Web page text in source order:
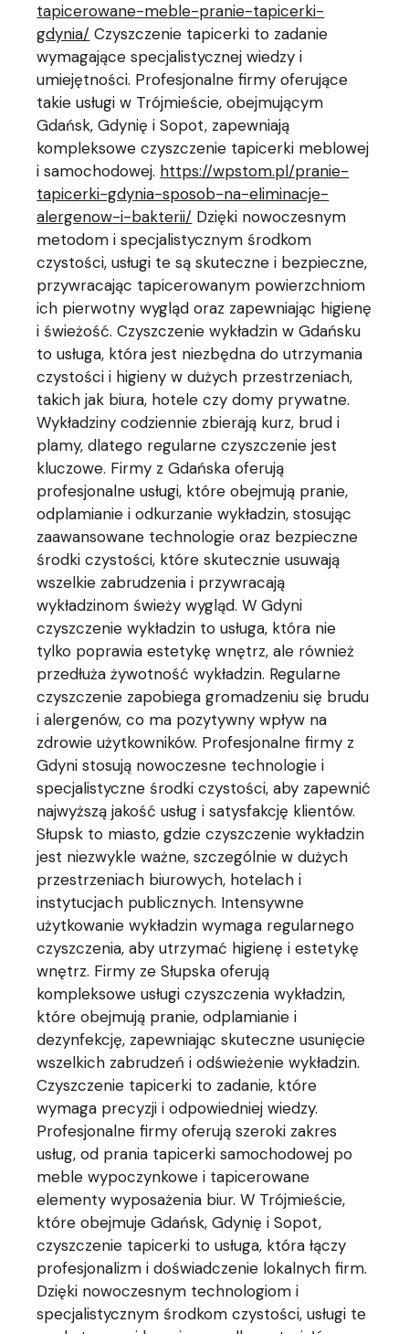
tapicerowane-meble-pranie-tapicerki-
gdynia/ Czyszczenie tapicerki to zadanie
wymagające specjalistycznej wiedzy i
umiejętności. Profesjonalne firmy oferujące
takie usługi w Trójmieście, obejmującym
Gdańsk, Gdynię i Sopot, zapewniają
kompleksowe czyszczenie tapicerki meblowej
i samochodowej. https://wpstom.pl/pranie-
tapicerki-gdynia-sposob-na-eliminacje-
alergenow-i-bakterii/ Dzięki nowoczesnym
metodom i specjalistycznym środkom
czystości, usługi te są skuteczne i bezpieczne,
przywracając tapicerowanym powierzchniom
ich pierwotny wygląd oraz zapewniając higienę
i świeżość. Czyszczenie wykładzin w Gdańsku
to usługa, która jest niezbędna do utrzymania
czystości i higieny w dużych przestrzeniach,
takich jak biura, hotele czy domy prywatne.
Wykładziny codziennie zbierają kurz, brud i
plamy, dlatego regularne czyszczenie jest
kluczowe. Firmy z Gdańska oferują
profesjonalne usługi, które obejmują pranie,
odplamianie i odkurzanie wykładzin, stosując
zaawansowane technologie oraz bezpieczne
środki czystości, które skutecznie usuwają
wszelkie zabrudzenia i przywracają
wykładzinom świeży wygląd. W Gdyni
czyszczenie wykładzin to usługa, która nie
tylko poprawia estetykę wnętrz, ale również
przedłuża żywotność wykładzin. Regularne
czyszczenie zapobiega gromadzeniu się brudu
i alergenów, co ma pozytywny wpływ na
zdrowie użytkowników. Profesjonalne firmy z
Gdyni stosują nowoczesne technologie i
specjalistyczne środki czystości, aby zapewnić
najwyższą jakość usług i satysfakcję klientów.
Słupsk to miasto, gdzie czyszczenie wykładzin
jest niezwykle ważne, szczególnie w dużych
przestrzeniach biurowych, hotelach i
instytucjach publicznych. Intensywne
użytkowanie wykładzin wymaga regularnego
czyszczenia, aby utrzymać higienę i estetykę
wnętrz. Firmy ze Słupska oferują
kompleksowe usługi czyszczenia wykładzin,
które obejmują pranie, odplamianie i
dezynfekcję, zapewniając skuteczne usunięcie
wszelkich zabrudzeń i odświeżenie wykładzin.
Czyszczenie tapicerki to zadanie, które
wymaga precyzji i odpowiedniej wiedzy.
Profesjonalne firmy oferują szeroki zakres
usług, od prania tapicerki samochodowej po
meble wypoczynkowe i tapicerowane
elementy wyposażenia biur. W Trójmieście,
które obejmuje Gdańsk, Gdynię i Sopot,
czyszczenie tapicerki to usługa, która łączy
profesjonalizm i doświadczenie lokalnych firm.
Dzięki nowoczesnym technologiom i
specjalistycznym środkom czystości, usługi te